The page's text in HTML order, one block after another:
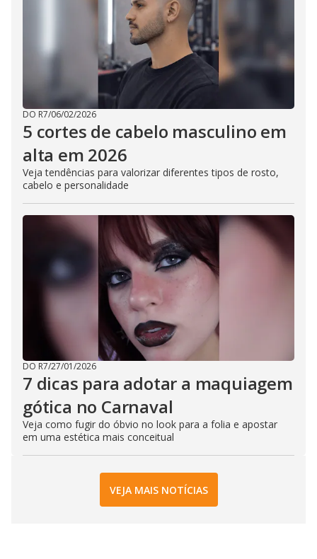
DO R7/06/02/2026
5 cortes de cabelo masculino em
alta em 2026
Veja tendências para valorizar diferentes tipos de rosto,
cabelo e personalidade
DO R7/27/01/2026
7 dicas para adotar a maquiagem
gótica no Carnaval
Veja como fugir do óbvio no look para a folia e apostar
em uma estética mais conceitual
VEJA MAIS NOTÍCIAS